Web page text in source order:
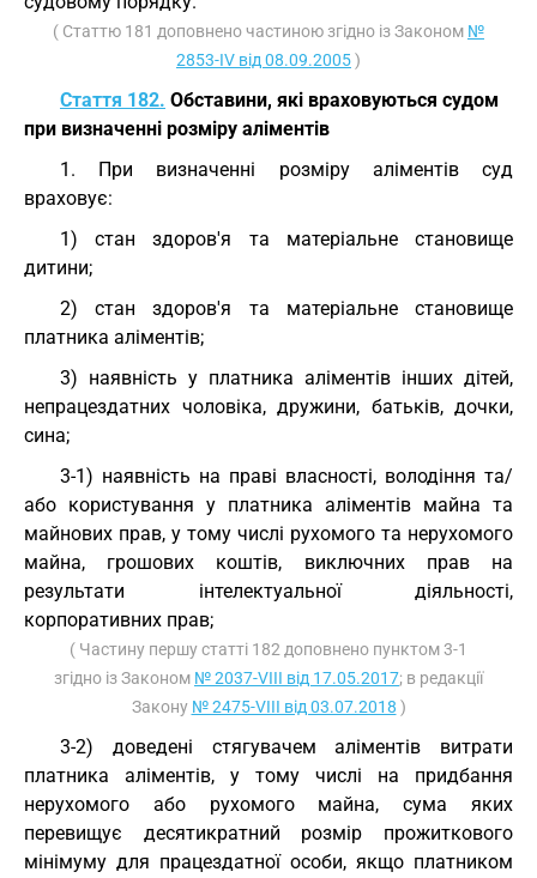
( Статтю 181 доповнено частиною згідно із Законом №
2853-IV від 08.09.2005)
Стаття 182. Обставини, які враховуються судом
при визначенні розміру аліментів
1. При визначенні розміру аліментів суд
враховує:
1) стан здоров'я та матеріальне становище
дитини;
2) стан здоров'я та матеріальне становище
платника аліментів;
3) наявність у платника аліментів інших дітей,
непрацездатних чоловіка, дружини, батьків, дочки,
сина;
3-1) наявність на праві власності, володіння та/
або користування у платника аліментів майна та
майнових прав, у тому числі рухомого та нерухомого
майна, грошових коштів, виключних прав на
результати інтелектуальної діяльності,
корпоративних прав;
( Частину першу статті 182 доповнено пунктом 3-1
згідно із Законом № 2037-VIII від 17.05.2017; в редакції
Закону № 2475-VIII від 03.07.2018 )
3-2) доведені стягувачем аліментів витрати
платника аліментів, у тому числі на придбання
нерухомого або рухомого майна, сума яких
перевищує десятикратний розмір прожиткового
мінімуму для працездатної особи, якщо платником